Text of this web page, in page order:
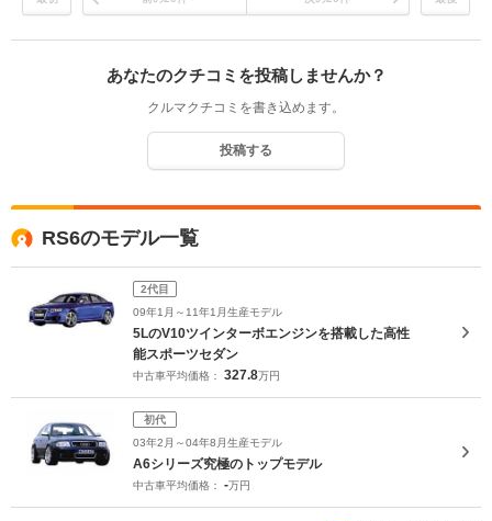
あなたのクチコミを投稿しませんか？
クルマクチコミを書き込めます。
投稿する
RS6のモデル一覧
2代目
09年1月～11年1月生産モデル
5LのV10ツインターボエンジンを搭載した高性
能スポーツセダン
中古車平均価格： 327.8万円
初代
03年2月～04年8月生産モデル
A6シリーズ究極のトップモデル
中古車平均価格： -万円